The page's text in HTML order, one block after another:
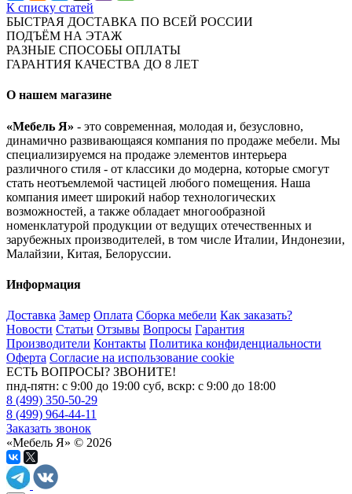
К списку статей
БЫСТРАЯ ДОСТАВКА ПО ВСЕЙ РОССИИ
ПОДЪЁМ НА ЭТАЖ
РАЗНЫЕ СПОСОБЫ ОПЛАТЫ
ГАРАНТИЯ КАЧЕСТВА ДО 8 ЛЕТ
О нашем магазине
«Мебель Я» - это современная, молодая и, безусловно,
динамично развивающаяся компания по продаже мебели. Мы
специализируемся на продаже элементов интерьера
различного стиля - от классики до модерна, которые смогут
стать неотъемлемой частицей любого помещения. Наша
компания имеет широкий набор технологических
возможностей, а также обладает многообразной
номенклатурой продукции от ведущих отечественных и
зарубежных производителей, в том числе Италии, Индонезии,
Малайзии, Китая, Белоруссии.
Информация
Доставка Замер Оплата Сборка мебели Как заказать?
Новости Статьи Отзывы Вопросы Гарантия
Производители Контакты Политика конфиденциальности
Оферта Согласие на использование cookie
ЕСТЬ ВОПРОСЫ? ЗВОНИТЕ!
пнд-пятн: с 9:00 до 19:00 суб, вскр: с 9:00 до 18:00
8 (499) 350-50-29
8 (499) 964-44-11
Заказать звонок
«Мебель Я» © 2026